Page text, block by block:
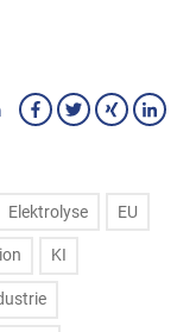
Elektrolyse EU
KI